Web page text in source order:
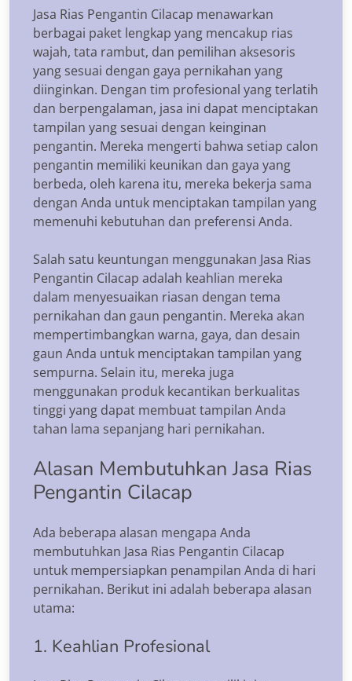
Jasa Rias Pengantin Cilacap menawarkan
berbagai paket lengkap yang mencakup rias
wajah, tata rambut, dan pemilihan aksesoris
yang sesuai dengan gaya pernikahan yang
diinginkan. Dengan tim profesional yang terlatih
dan berpengalaman, jasa ini dapat menciptakan
tampilan yang sesuai dengan keinginan
pengantin. Mereka mengerti bahwa setiap calon
pengantin memiliki keunikan dan gaya yang
berbeda, oleh karena itu, mereka bekerja sama
dengan Anda untuk menciptakan tampilan yang
memenuhi kebutuhan dan preferensi Anda.
Salah satu keuntungan menggunakan Jasa Rias
Pengantin Cilacap adalah keahlian mereka
dalam menyesuaikan riasan dengan tema
pernikahan dan gaun pengantin. Mereka akan
mempertimbangkan warna, gaya, dan desain
gaun Anda untuk menciptakan tampilan yang
sempurna. Selain itu, mereka juga
menggunakan produk kecantikan berkualitas
tinggi yang dapat membuat tampilan Anda
tahan lama sepanjang hari pernikahan.
Alasan Membutuhkan Jasa Rias
Pengantin Cilacap
Ada beberapa alasan mengapa Anda
membutuhkan Jasa Rias Pengantin Cilacap
untuk mempersiapkan penampilan Anda di hari
pernikahan. Berikut ini adalah beberapa alasan
utama:
1. Keahlian Profesional